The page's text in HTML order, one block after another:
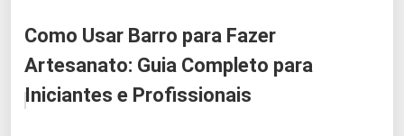
Como Usar Barro para Fazer
Artesanato: Guia Completo para
Iniciantes e Profissionais